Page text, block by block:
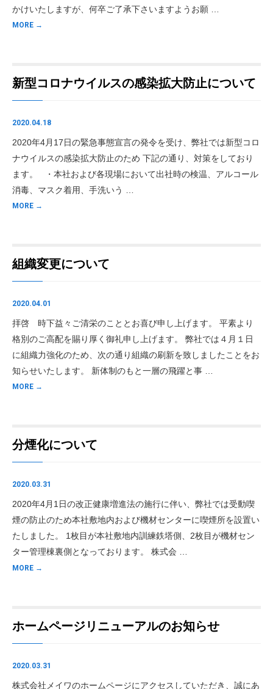
かけいたしますが、何卒ご了承下さいますようお願 …
MORE →
新型コロナウイルスの感染拡大防止について
2020.04.18
2020年4月17日の緊急事態宣言の発令を受け、弊社では新型コロ
ナウイルスの感染拡大防止のため 下記の通り、対策をしており
ます。 ・本社および各現場において出社時の検温、アルコール
消毒、マスク着用、手洗いう …
MORE →
組織変更について
2020.04.01
拝啓 時下益々ご清栄のこととお喜び申し上げます。 平素より
格別のご高配を賜り厚く御礼申し上げます。 弊社では４月１日
に組織力強化のため、次の通り組織の刷新を致しましたことをお
知らせいたします。 新体制のもと一層の飛躍と事 …
MORE →
分煙化について
2020.03.31
2020年4月1日の改正健康増進法の施行に伴い、弊社では受動喫
煙の防止のため本社敷地内および機材センターに喫煙所を設置い
たしました。 1枚目が本社敷地内訓練鉄塔側、2枚目が機材セン
ター管理棟裏側となっております。 株式会 …
MORE →
ホームページリニューアルのお知らせ
2020.03.31
株式会社メイワのホームページにアクセスしていただき、誠にあ